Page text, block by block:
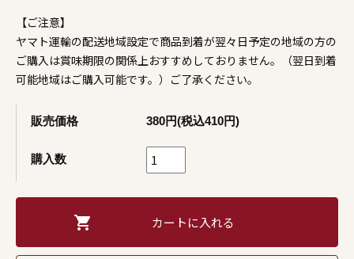
【ご注意】
ヤマト運輸の配送地域設定で商品到着が翌々日予定の地域の方の
ご購入は賞味期限の関係上おすすめしておりません。（翌日到着
可能地域はご購入可能です。）ご了承ください。
販売価格 380円(税込410円)
購入数